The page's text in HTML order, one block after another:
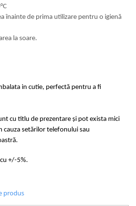
înainte de prima utilizare pentru o igienă
la soare.
in cutie, perfectă pentru a fi
cu titlu de prezentare și pot exista mici
cauza setărilor telefonului sau
+/-5%.
produs